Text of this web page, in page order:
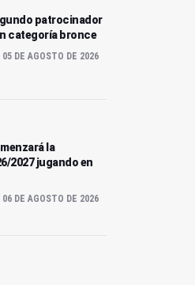
patrocinador
categoría bronce
05 DE AGOSTO DE 2026
la
2027 jugando en
06 DE AGOSTO DE 2026